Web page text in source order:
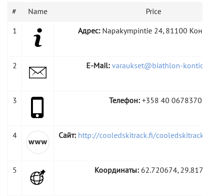
# Name Price
1 Адрес: Napakympintie 24, 81100
2 E-Mail: varaukset@biathlon-
3 Телефон: +358 40 0678370
4 Сайт: http://cooledskitrack.fi/cooledskitrack/
5 Координаты: 62.720674, 29.817359